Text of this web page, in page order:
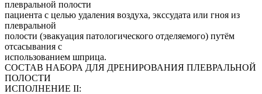
плевральной полости
пациента с целью удаления воздуха, экссудата или гноя из
плевральной
полости (эвакуация патологического отделяемого) путём
отсасывания с
использованием шприца.
СОСТАВ НАБОРА ДЛЯ ДРЕНИРОВАНИЯ ПЛЕВРАЛЬНОЙ
ПОЛОСТИ
ИСПОЛНЕНИЕ II: